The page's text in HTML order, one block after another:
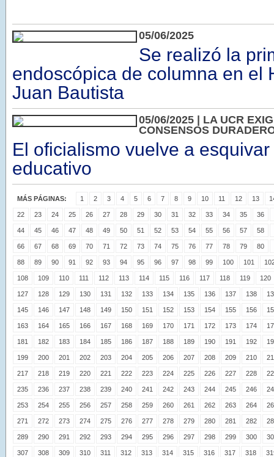
05/06/2025
Se realizó la
endoscópica de columna en el
Juan Bautista
05/06/2025 | LA UCR
CONSENSOS
El oficialismo vuelve a
educativo
MÁS PÁGINAS: 1 2 3 4 5 6 7 8 9 10 11 12 13
22 23 24 25 26 27 28 29 30 31 32 33 34 35 36
44 45 46 47 48 49 50 51 52 53 54 55 56 57 58
66 67 68 69 70 71 72 73 74 75 76 77 78 79 80
88 89 90 91 92 93 94 95 96 97 98 99 100 101
108 109 110 111 112 113 114 115 116 117 118 119 120
127 128 129 130 131 132 133 134 135 136 137 138
145 146 147 148 149 150 151 152 153 154 155 156
163 164 165 166 167 168 169 170 171 172 173 174
181 182 183 184 185 186 187 188 189 190 191 192
199 200 201 202 203 204 205 206 207 208 209 210
217 218 219 220 221 222 223 224 225 226 227 228
235 236 237 238 239 240 241 242 243 244 245 246
253 254 255 256 257 258 259 260 261 262 263 264
271 272 273 274 275 276 277 278 279 280 281 282
289 290 291 292 293 294 295 296 297 298 299 300
307 308 309 310 311 312 313 314 315 316 317 318